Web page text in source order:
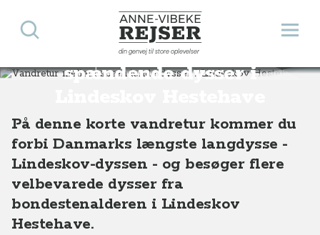
Anne-Vibeke Rejser
din genvej til store oplevelser
Åbn
Søg
Vandretur mellem
spændende dysser i
Destinationer Europa Danmark Vandretur mellem spændende dysser i Lindeskov Hestehave
På denne korte vandretur kommer du
forbi Danmarks længste langdysse -
Lindeskov-dyssen - og besøger flere
velbevarede dysser fra
bondestenalderen i Lindeskov
Hestehave.